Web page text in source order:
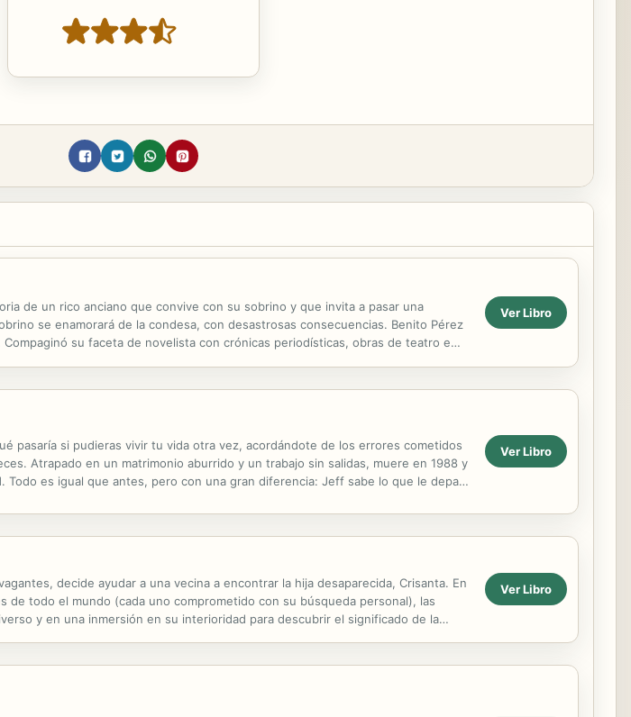
de un rico anciano que convive con su sobrino y que invita a pasar una
se enamorará de la condesa, con desastrosas consecuencias. Benito Pérez
su faceta de novelista con crónicas periodísticas, obras de teatro e
Ver Libro
pasaría si pudieras vivir tu vida otra vez, acordándote de los errores cometidos
Atrapado en un matrimonio aburrido y un trabajo sin salidas, muere en 1988 y
es igual que antes, pero con una gran diferencia: Jeff sabe lo que le depara
Ver Libro
decide ayudar a una vecina a encontrar la hija desaparecida, Crisanta. En
todo el mundo (cada uno comprometido con su búsqueda personal), las
y en una inmersión en su interioridad para descubrir el significado de la
Ver Libro